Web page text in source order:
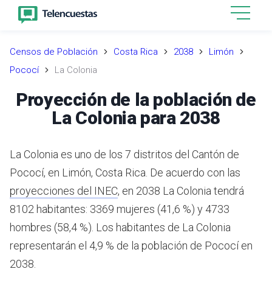
Censos de Población Costa Rica 2038
Limón
Pococí
La Colonia
Proyección de la población de
La Colonia para 2038
La Colonia es uno de los 7 distritos del Cantón de
Pococí, en Limón, Costa Rica. De acuerdo con las
proyecciones del INEC, en 2038 La Colonia tendrá
8102 habitantes: 3369 mujeres (41,6 %) y 4733
hombres (58,4 %). Los habitantes de La Colonia
representarán el 4,9 % de la población de Pococí en
2038.